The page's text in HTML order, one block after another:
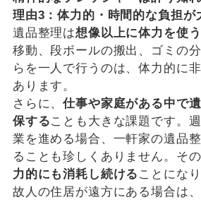
理由3：体力的・時間的な負担が
遺品整理は想像以上に体力を使
移動、段ボールの搬出、ゴミの
らを一人で行うのは、体力的に
あります。
さらに、仕事や家庭がある中で
保することも大きな課題です。
業を進める場合、一軒家の遺品
ることも珍しくありません。そ
力的にも消耗し続ける ことになり
故人の住居が遠方にある場合は、